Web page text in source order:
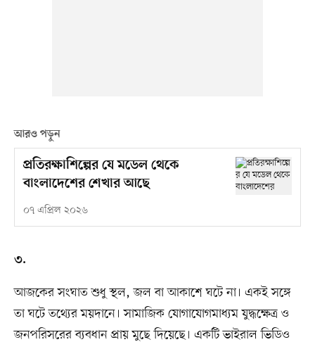
আরও পড়ুন
প্রতিরক্ষাশিল্পের যে মডেল থেকে
বাংলাদেশের শেখার আছে
০৭ এপ্রিল ২০২৬
৩.
আজকের সংঘাত শুধু স্থল, জল বা আকাশে ঘটে না। একই সঙ্গে
তা ঘটে তথ্যের ময়দানে। সামাজিক যোগাযোগমাধ্যম যুদ্ধক্ষেত্র ও
জনপরিসরের ব্যবধান প্রায় মুছে দিয়েছে। একটি ভাইরাল ভিডিও